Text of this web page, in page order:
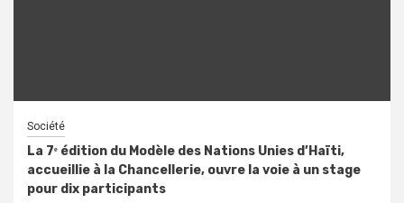
Société
La 7ᵉ édition du Modèle des Nations Unies d’Haïti,
accueillie à la Chancellerie, ouvre la voie à un stage
pour dix participants